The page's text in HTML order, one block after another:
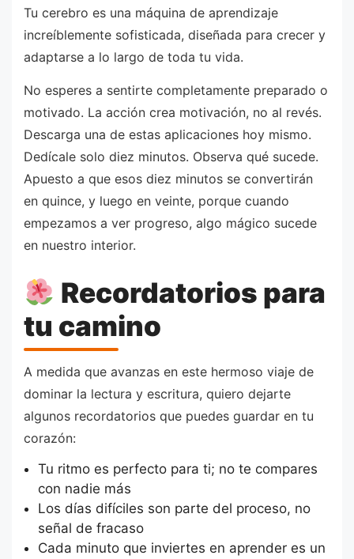
Tu cerebro es una máquina de aprendizaje
increíblemente sofisticada, diseñada para crecer y
adaptarse a lo largo de toda tu vida.
No esperes a sentirte completamente preparado o
motivado. La acción crea motivación, no al revés.
Descarga una de estas aplicaciones hoy mismo.
Dedícale solo diez minutos. Observa qué sucede.
Apuesto a que esos diez minutos se convertirán
en quince, y luego en veinte, porque cuando
empezamos a ver progreso, algo mágico sucede
en nuestro interior.
Recordatorios para
tu camino
A medida que avanzas en este hermoso viaje de
dominar la lectura y escritura, quiero dejarte
algunos recordatorios que puedes guardar en tu
corazón:
Tu ritmo es perfecto para ti; no te compares
con nadie más
Los días difíciles son parte del proceso, no
señal de fracaso
Cada minuto que inviertes en aprender es un